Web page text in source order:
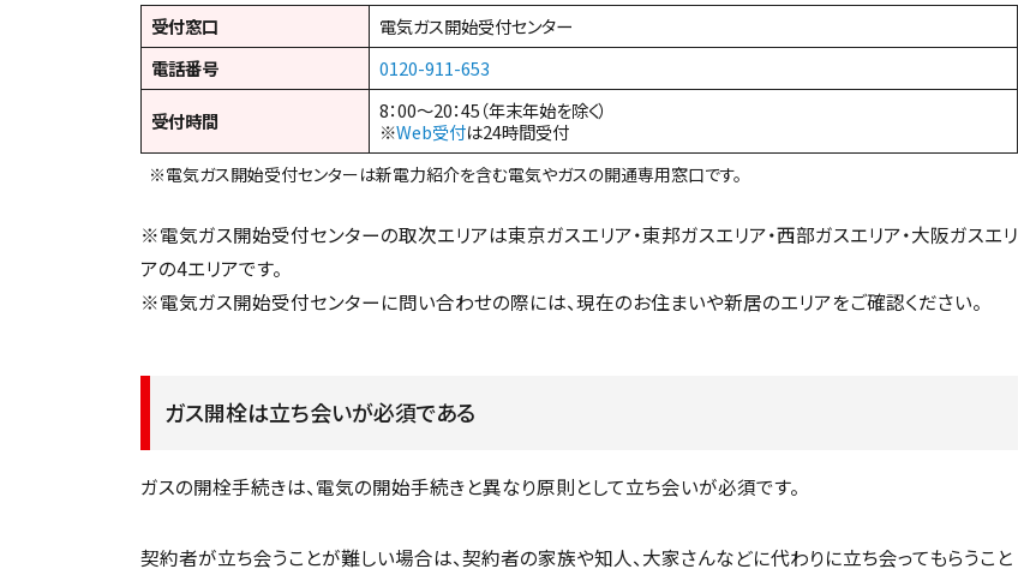
受付窓口
電気ガス開始受付センター
電話番号
0120-911-653
受付時間
8：00～20：45（年末年始を除く）
※Web受付は24時間受付
※電気ガス開始受付センターは新電力紹介を含む電気やガスの開通専用窓口です。
※電気ガス開始受付センターの取次エリアは東京ガスエリア・東邦ガスエリア・西部ガスエリア・大阪ガスエリ
アの4エリアです。
※電気ガス開始受付センターに問い合わせの際には、現在のお住まいや新居のエリアをご確認ください。
ガス開栓は立ち会いが必須である
ガスの開栓手続きは、電気の開始手続きと異なり原則として立ち会いが必須です。
契約者が立ち会うことが難しい場合は、契約者の家族や知人、大家さんなどに代わりに立ち会ってもらうこと